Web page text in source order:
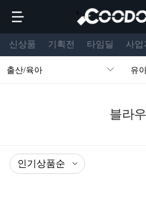
s
신상품 기획전 타임딜 사업
출산/육아 유
블라